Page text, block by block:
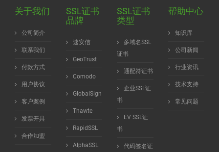
关于我们
公司简介
联系我们
付款方式
用户协议
客户案例
发票开具
合作加盟
SSL证书
品牌
速安信
GeoTrust
Comodo
GlobalSign
Thawte
RapidSSL
AlphaSSL
SSL证书
类型
多域名SSL
证书
通配符证书
企业SSL证
书
EV SSL证
书
代码签名证
帮助中心
知识库
公司新闻
行业资讯
技术支持
常见问题